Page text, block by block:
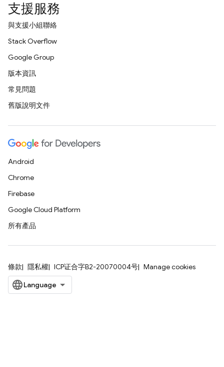
支援服務
與支援小組聯絡
Stack Overflow
Google Group
版本資訊
常見問題
舊版說明文件
Android
Chrome
Firebase
Google Cloud Platform
所有產品
條款 隱私權 ICP证合字B2-20070004号 Manage cookies